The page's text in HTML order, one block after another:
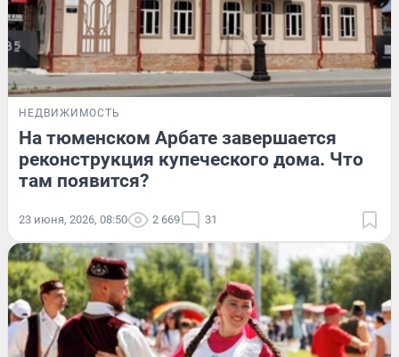
НЕДВИЖИМОСТЬ
На тюменском Арбате завершается
реконструкция купеческого дома. Что
там появится?
23 июня, 2026, 08:50 2 669 31